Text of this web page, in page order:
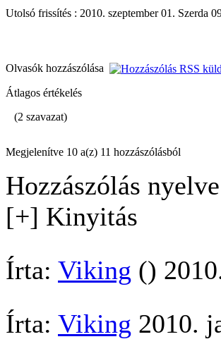
Utolsó frissítés : 2010. szeptember 01. Szerda
Olvasók hozzászólása
Átlagos értékelés
(2 szavazat)
Megjelenítve 10 a(z) 11 hozzászólásból
Hozzászólás
[+] Kinyitás
Írta: Viking ()
Írta: Viking 2010.